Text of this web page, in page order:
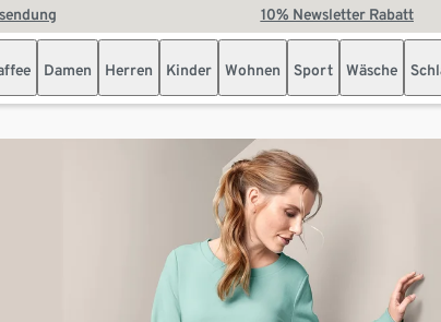
10% Newsletter Rabatt
Damen Herren Kinder Wohnen Sport Wäsche